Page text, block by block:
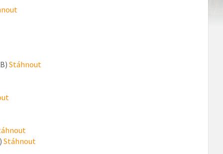
Stáhnout
Stáhnout